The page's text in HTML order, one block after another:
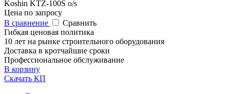
Цена по запросу
В сравнение
Сравнить
Гибкая ценовая политика
10 лет на рынке строительного оборудования
Доставка в кротчайшие сроки
Профессиональное обслуживание
В корзину
Скачать КП